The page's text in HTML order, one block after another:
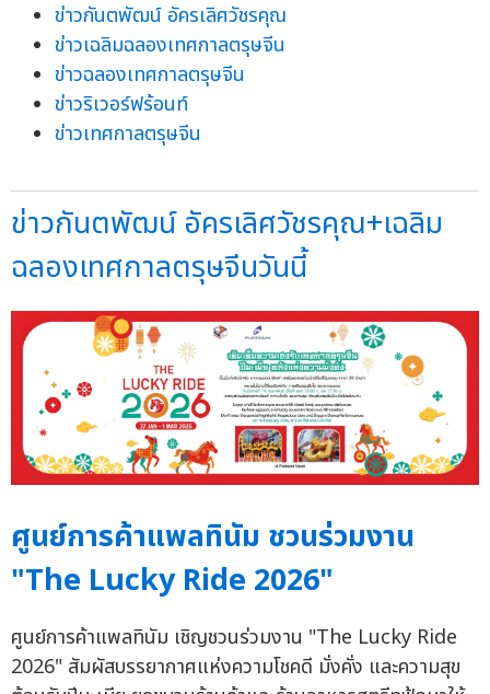
ข่าวกันตพัฒน์ อัครเลิศวัชรคุณ
ข่าวเฉลิมฉลองเทศกาลตรุษจีน
ข่าวฉลองเทศกาลตรุษจีน
ข่าวริเวอร์ฟร้อนท์
ข่าวเทศกาลตรุษจีน
ข่าวกันตพัฒน์ อัครเลิศวัชรคุณ+เฉลิม
ฉลองเทศกาลตรุษจีนวันนี้
ศูนย์การค้าแพลทินัม ชวนร่วมงาน
"The Lucky Ride 2026"
ศูนย์การค้าแพลทินัม เชิญชวนร่วมงาน "The Lucky Ride
2026" สัมผัสบรรยากาศแห่งความโชคดี มั่งคั่ง และความสุข